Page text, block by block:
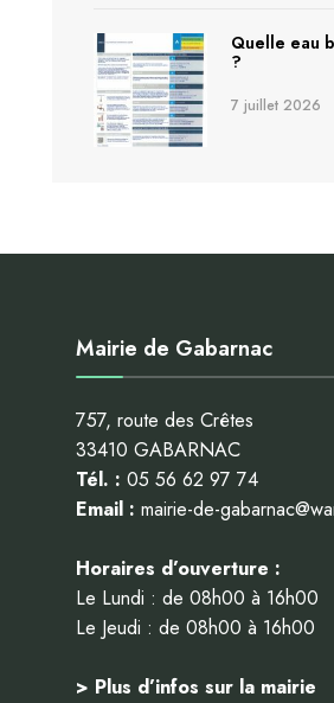
Quelle eau
?
7 juillet 2026
Mairie de Gabarnac
757, route des Crêtes
33410 GABARNAC
Tél. : 05 56 62 97 74
Email : mairie-de-
Horaires d’ouverture :
Le Lundi : de 08h00 à 16h00
Le Jeudi : de 08h00 à 16h00
> Plus d’infos sur la mairie